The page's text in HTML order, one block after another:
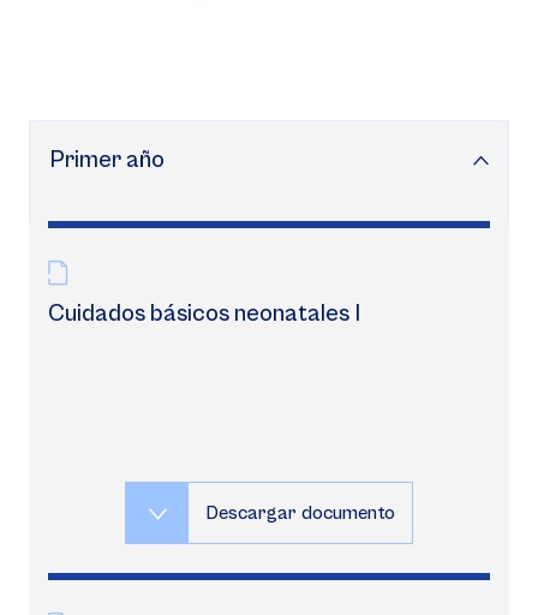
Primer año
Cuidados básicos neonatales I
Descargar documento